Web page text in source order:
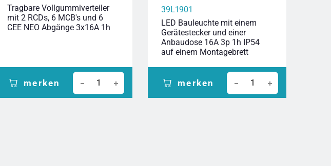
Tragbare Vollgummiverteiler
mit 2 RCDs, 6 MCB's und 6
CEE NEO Abgänge 3x16A 1h
merken
39L1901
LED Bauleuchte mit einem
Gerätestecker und einer
Anbaudose 16A 3p 1h IP54
auf einem Montagebrett
merken